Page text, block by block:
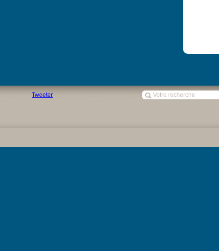
Tweeter